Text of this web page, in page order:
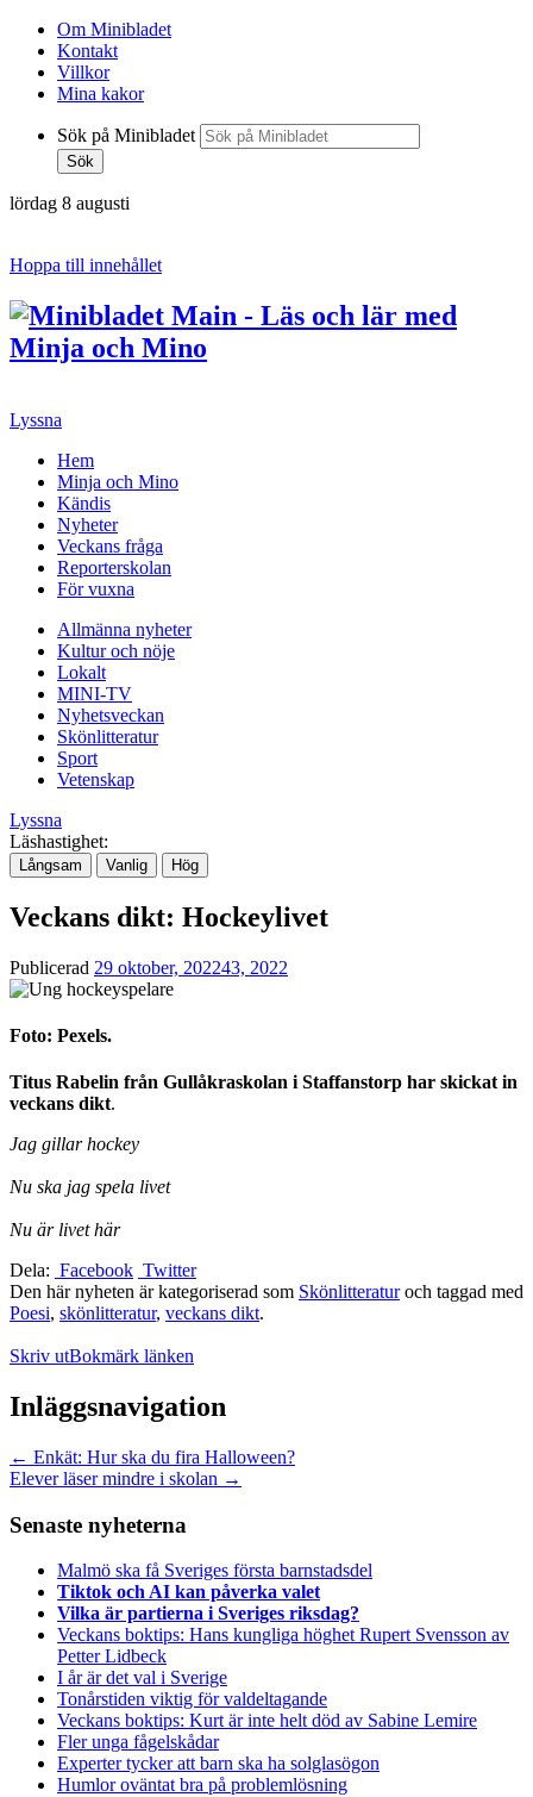
Om Minibladet
Kontakt
Villkor
Mina kakor
Sök på Minibladet
Sök
lördag 8 augusti
Hoppa till innehållet
Lyssna
Hem
Minja och Mino
Kändis
Nyheter
Veckans fråga
Reporterskolan
För vuxna
Allmänna nyheter
Kultur och nöje
Lokalt
MINI-TV
Nyhetsveckan
Skönlitteratur
Sport
Vetenskap
Lyssna
Läshastighet:
Långsam Vanlig Hög
Veckans dikt: Hockeylivet
Publicerad 29 oktober, 202243, 2022
Foto: Pexels.
Titus Rabelin från Gullåkraskolan i Staffanstorp har skickat in
veckans dikt.
Jag gillar hockey
Nu ska jag spela livet
Nu är livet här
Dela: Facebook Twitter
Den här nyheten är kategoriserad som Skönlitteraturoch taggad med
Poesi, skönlitteratur, veckans dikt.
Skriv utBokmärk länken
Inläggsnavigation
← Enkät: Hur ska du fira Halloween?
Elever läser mindre i skolan →
Senaste nyheterna
Malmö ska få Sveriges första barnstadsdel
Tiktok och AI kan påverka valet
Vilka är partierna i Sveriges riksdag?
Veckans boktips: Hans kungliga höghet Rupert Svensson av
Petter Lidbeck
I år är det val i Sverige
Tonårstiden viktig för valdeltagande
Veckans boktips: Kurt är inte helt död av Sabine Lemire
Fler unga fågelskådar
Experter tycker att barn ska ha solglasögon
Humlor oväntat bra på problemlösning